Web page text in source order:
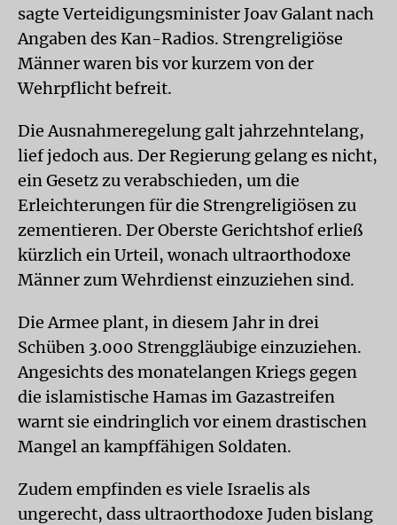
sagte Verteidigungsminister Joav Galant nach
Angaben des Kan-Radios. Strengreligiöse
Männer waren bis vor kurzem von der
Wehrpflicht befreit.
Die Ausnahmeregelung galt jahrzehntelang,
lief jedoch aus. Der Regierung gelang es nicht,
ein Gesetz zu verabschieden, um die
Erleichterungen für die Strengreligiösen zu
zementieren. Der Oberste Gerichtshof erließ
kürzlich ein Urteil, wonach ultraorthodoxe
Männer zum Wehrdienst einzuziehen sind.
Die Armee plant, in diesem Jahr in drei
Schüben 3.000 Strenggläubige einzuziehen.
Angesichts des monatelangen Kriegs gegen
die islamistische Hamas im Gazastreifen
warnt sie eindringlich vor einem drastischen
Mangel an kampffähigen Soldaten.
Zudem empfinden es viele Israelis als
ungerecht, dass ultraorthodoxe Juden bislang